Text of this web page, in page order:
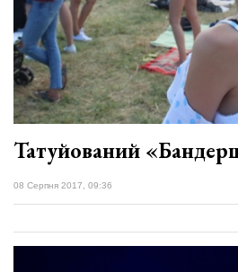
Татуйований
08 Серпня 2017, 09:36